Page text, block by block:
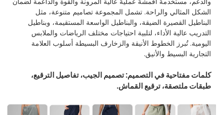
الشكل المثالي والراحة. تشمل المجموعة تصاميم متنوعة، مثل
البناطيل القصيرة الضيقة، والبناطيل الواسعة المستقيمة، وبناطيل
التدريب عالية الأداء، لتلبية احتياجات مختلف الرياضات والملابس
اليومية. تُبرز الخطوط الأنيقة والزخارف البسيطة أسلوب العلامة
التجارية البسيط والأنيق.
كلمات مفتاحية في التصميم: تصميم الجيب، تفاصيل الترقيع،
طبقات ملتصقة، ترقيع القماش.